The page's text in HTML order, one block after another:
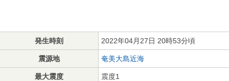
発生時刻 2022年04月27日 20時53分頃
震源地 奄美大島近海
最大震度 震度1